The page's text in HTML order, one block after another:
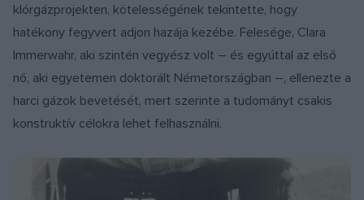
klórgázprojekten, kötelességének tekintette, hogy
hatékony fegyvert adjon hazája kezébe. Felesége, Clara
Immerwahr, aki szintén vegyész volt – és egyúttal az első
nő, aki egyetemen doktorált Németországban –, ellenezte a
harci gázok bevetését, mert szerinte a tudományt csakis
konstruktív célokra lehet felhasználni.